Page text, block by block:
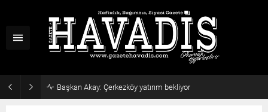
Başkan Akay: Çerkezköy yatırım bekliyor